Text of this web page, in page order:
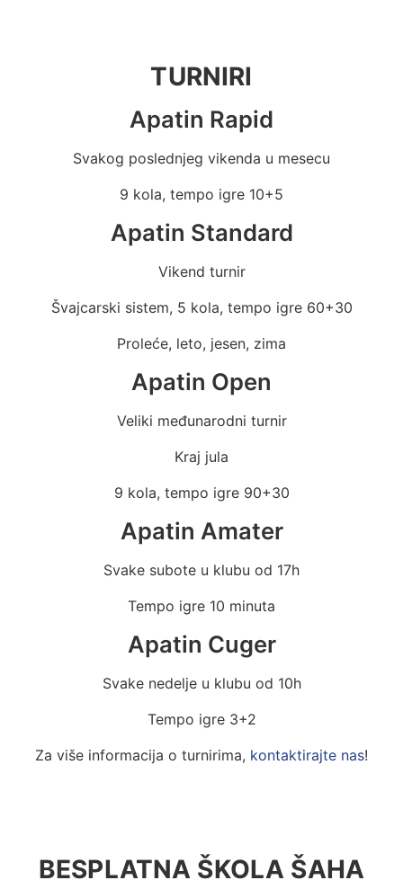
TURNIRI
Apatin Rapid
Svakog poslednjeg vikenda u mesecu
9 kola, tempo igre 10+5
Apatin Standard
Vikend turnir
Švajcarski sistem, 5 kola, tempo igre 60+30
Proleće, leto, jesen, zima
Apatin Open
Veliki međunarodni turnir
Kraj jula
9 kola, tempo igre 90+30
Apatin Amater
Svake subote u klubu od 17h
Tempo igre 10 minuta
Apatin Cuger
Svake nedelje u klubu od 10h
Tempo igre 3+2
Za više informacija o turnirima, kontaktirajte nas!
BESPLATNA ŠKOLA ŠAHA